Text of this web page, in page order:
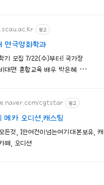
광고
연극영화학과
기 모집 7/22(수)부터! 국가장
대면 혼합교육 배우 박은혜 원
cgtstar 광고
메카 오디션,캐스팅
든것, 1만여건이넘는여기대본보유,
페, 오디션